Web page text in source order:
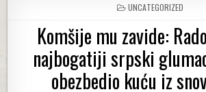
POSTED
IN
UNCATEGORIZED
Komšije mu zavide:
najbogatiji srpski
obezbedio kuću iz